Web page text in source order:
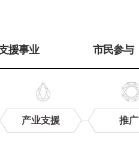
援事业 市民参与
产业支援 推广